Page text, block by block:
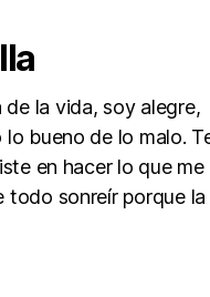
la vida, soy alegre,
bueno de lo malo.
en hacer lo que me
todo sonreír porque la